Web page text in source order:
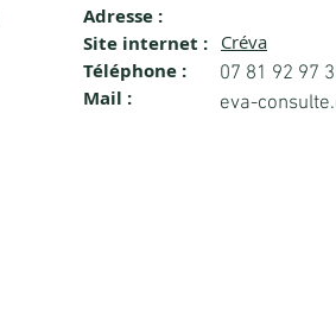
Sophie CHACONs
Sophie Chacun, Sophrologin,
Visitenkarte (8,8 ×
Adresse :
Site internet :
Téléphone :
Mail :
07 81 92 97
eva-
Créva